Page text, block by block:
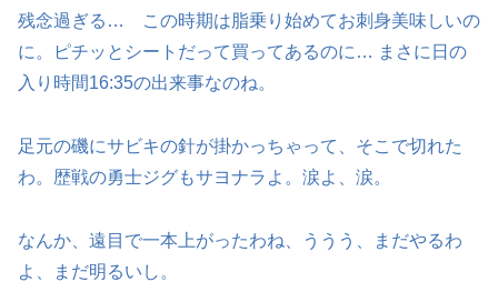
残念過ぎる… この時期は脂乗り始めてお刺身美味しいの
に。ピチッとシートだって買ってあるのに… まさに日の
入り時間16:35の出来事なのね。
足元の磯にサビキの針が掛かっちゃって、そこで切れた
わ。歴戦の勇士ジグもサヨナラよ。涙よ、涙。
なんか、遠目で一本上がったわね、ううう、まだやるわ
よ、まだ明るいし。